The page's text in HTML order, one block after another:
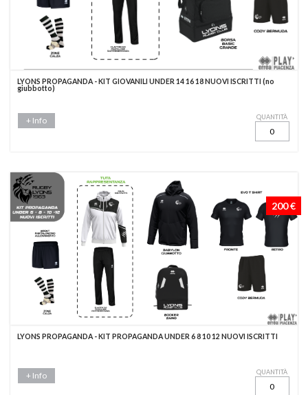
LYONS PROPAGANDA - KIT GIOVANILI UNDER 14 16 18 NUOVI ISCRITTI (no
giubbotto)
+ Info QUANTITÀ
200 €
LYONS PROPAGANDA - KIT PROPAGANDA UNDER 6 8 10 12 NUOVI ISCRITTI
+ Info QUANTITÀ